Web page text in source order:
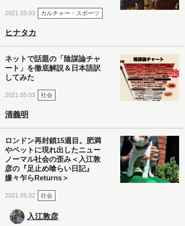
2021.05.03 カルチャー・スポーツ
ヒナタカ
ネットで話題の「陰謀論チャ
ート」を徹底解説＆日本語訳
してみた
2021.05.03 社会
清義明
ロンドン再封鎖15週目。肥満
やペットに現れ出したニュー
ノーマル社会の歪み＜入江敦
彦の『足止め喰らい日記』
嫌々乍らReturns＞
2021.05.02 社会
入江敦彦